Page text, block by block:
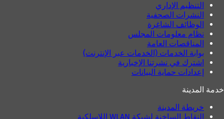
)
التنظيم الإداري
النشرات الصحفية
الوظائف الشاغرة
نظام معلومات المجلس
المناقصات العامة
بوابة الخدمات (الخدمات عبر الإنترنت)
اشترك في نشرتنا الإخبارية
إعدادات حماية البيانات
خدمة المدينة
خريطة المدينة
النقاط الساخنة لشبكة WLAN اللاسلكية